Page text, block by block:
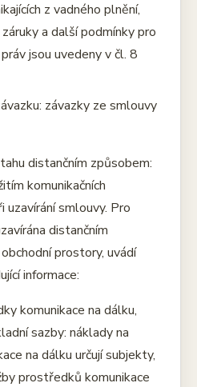
z vadného plnění,
a další podmínky pro
jsou uvedeny v čl. 8
závazky ze smlouvy
distančním způsobem:
komunikačních
smlouvy. Pro
distančním
prostory, uvádí
informace:
komunikace na dálku,
sazby: náklady na
na dálku určují subjekty,
prostředků komunikace